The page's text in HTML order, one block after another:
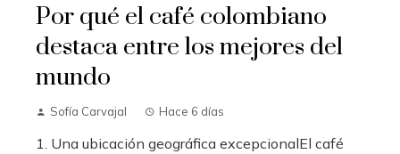
Por qué el café colombiano
destaca entre los mejores del
mundo
Sofía Carvajal Hace 6 días
1. Una ubicación geográfica excepcionalEl café